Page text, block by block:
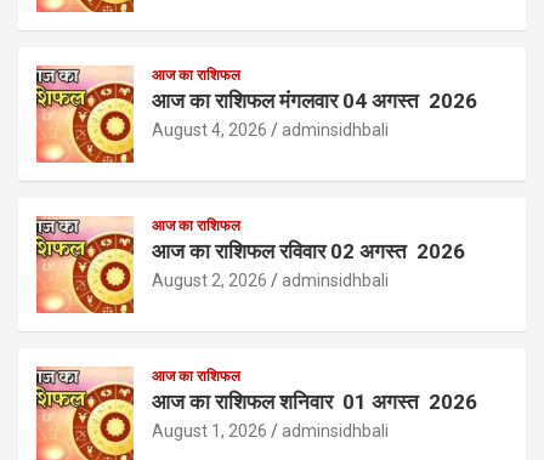
आज का राशिफल
आज का राशिफल मंगलवार 04 अगस्त 2026
August 4, 2026 adminsidhbali
आज का राशिफल
आज का राशिफल रविवार 02 अगस्त 2026
August 2, 2026 adminsidhbali
आज का राशिफल
आज का राशिफल शनिवार 01 अगस्त 2026
August 1, 2026 adminsidhbali